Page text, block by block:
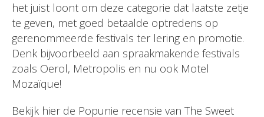
het juist loont om deze categorie dat laatste zetje
te geven, met goed betaalde optredens op
gerenommeerde festivals ter lering en promotie.
Denk bijvoorbeeld aan spraakmakende festivals
zoals Oerol, Metropolis en nu ook Motel
Mozaïque!
Bekijk hierde Popunie recensie van The Sweet